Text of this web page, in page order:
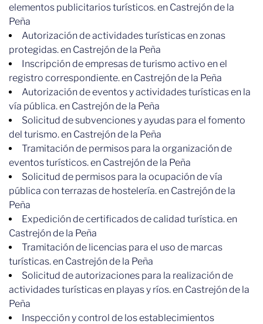
elementos publicitarios turísticos. en Castrejón de la
Peña
Autorización de actividades turísticas en zonas
protegidas. en Castrejón de la Peña
Inscripción de empresas de turismo activo en el
registro correspondiente. en Castrejón de la Peña
Autorización de eventos y actividades turísticas en la
vía pública. en Castrejón de la Peña
Solicitud de subvenciones y ayudas para el fomento
del turismo. en Castrejón de la Peña
Tramitación de permisos para la organización de
eventos turísticos. en Castrejón de la Peña
Solicitud de permisos para la ocupación de vía
pública con terrazas de hostelería. en Castrejón de la
Peña
Expedición de certificados de calidad turística. en
Castrejón de la Peña
Tramitación de licencias para el uso de marcas
turísticas. en Castrejón de la Peña
Solicitud de autorizaciones para la realización de
actividades turísticas en playas y ríos. en Castrejón de la
Peña
Inspección y control de los establecimientos